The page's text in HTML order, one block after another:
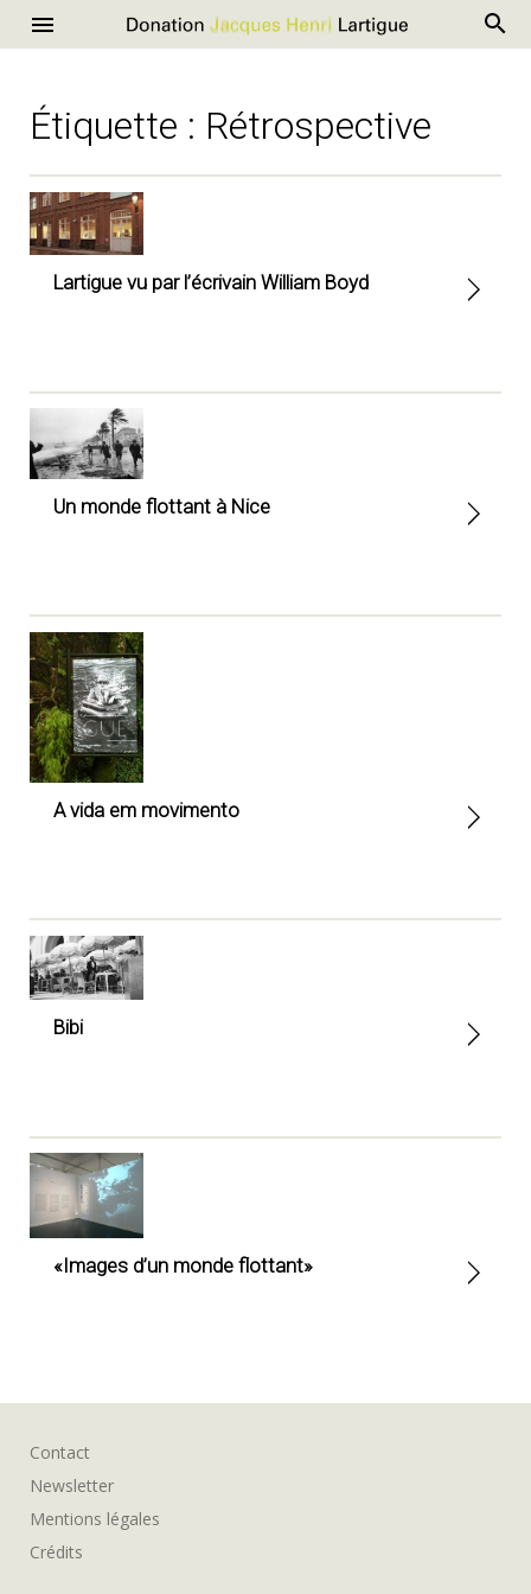
contenu
MenuDonation
Lartigue
Étiquette : Rétrospective
Lartigue vu par l’écrivain William Boyd
Un monde flottant à Nice
A vida em movimento
Bibi
«Images d’un monde flottant»
Contact
Newsletter
Mentions légales
Crédits